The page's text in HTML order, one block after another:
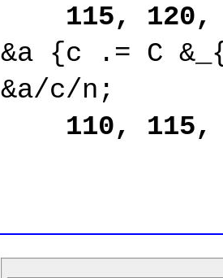
115, 120,
&a {c .= C
&a/c/n;
110, 115,